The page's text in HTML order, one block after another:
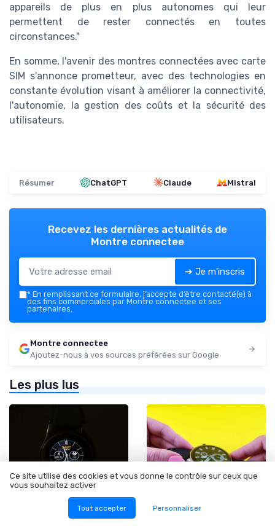
appareils de plus en plus autonomes qui leur
permettent de rester connectés en toutes
circonstances."
En somme, l'avenir des montres connectées avec carte
SIM s'annonce prometteur, avec des technologies en
constante évolution visant à améliorer la connectivité,
l'autonomie, la gestion des coûts et la sécurité des
utilisateurs.
Résumer ChatGPT Claude Mistral
Recevez les dernières actualités de
Montre connectee
➔ Je m'inscris
* En remplissant ce formulaire, j’accepte d’être contacté(e) à
des fins commerciales par Montre connectee et ses
partenaires.
Montre connectee
Ajoutez-nous à vos sources préférées sur Google
Les plus lus
Ce site utilise des cookies et vous donne le contrôle sur ceux que
vous souhaitez activer
Tout accepter Personnaliser